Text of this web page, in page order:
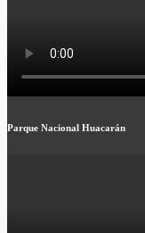
Parque Nacional Huacarán